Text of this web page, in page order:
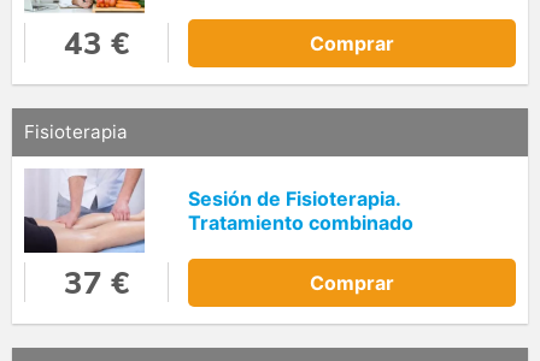
43 € Comprar
Fisioterapia
Sesión de Fisioterapia.
Tratamiento combinado
37 € Comprar